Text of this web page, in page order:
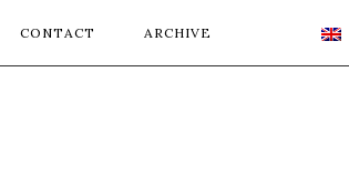
CONTACT ARCHIVE